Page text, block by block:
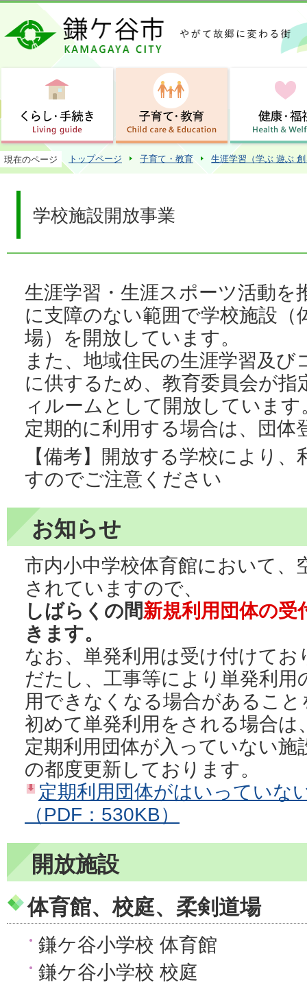
この
現在のページ トップページ 子育て・教育 生涯学習（学ぶ 遊ぶ
学校施設開放事業
生涯学習・生涯スポーツ活動を
に支障のない範囲で学校施設（
場）を開放しています。
また、地域住民の生涯学習及
に供するため、教育委員会が
ィルームとして開放しています
定期的に利用する場合は、団体
【備考】開放する学校により
すのでご注意ください
お知らせ
市内小中学校体育館において、
されていますので、
しばらくの間新規利用団体の受
きます。
なお、単発利用は受け付けてお
だたし、工事等により単発利
用できなくなる場合があるこ
初めて単発利用をされる場合は
定期利用団体が入っていない
の都度更新しております。
定期利用団体がはいっていな
（PDF：530KB）
開放施設
体育館、校庭、柔剣道場
鎌ケ谷小学校 体育館
鎌ケ谷小学校 校庭